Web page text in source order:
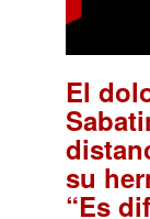
El
su
“Es